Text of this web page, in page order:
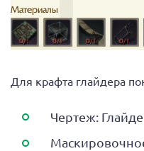
Для крафта глайдера
Чертеж: